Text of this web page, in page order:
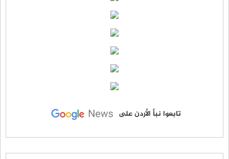
تابعوا نبأ الأردن على